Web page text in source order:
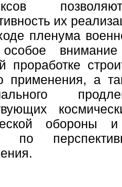
их
пленума военно-
особое
проработке
применения, а
обороны и
по